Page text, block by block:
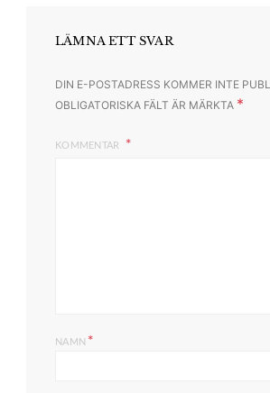
LÄMNA ETT SVAR
DIN E-POSTADRESS KOMMER INTE
OBLIGATORISKA FÄLT ÄR MÄRKTA *
KOMMENTAR
NAMN *